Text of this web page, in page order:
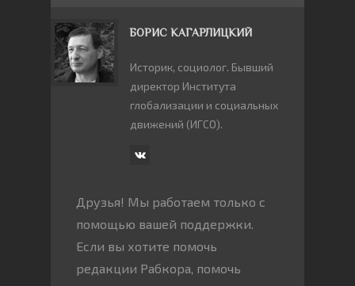
БОРИС КАГАРЛИЦКИЙ
Историк, социолог. Бывший
директор Института
глобализации и социальных
движений (ИГСО).
Друзья! Мы работаем только с
помощью вашей поддержки.
Если вы хотите помочь
редакции Рабкора, помочь